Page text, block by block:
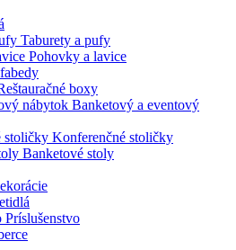
Taburety a pufy
Pohovky a lavice
boxy
Banketový a eventový
Konferenčné stoličky
Banketové stoly
Príslušenstvo